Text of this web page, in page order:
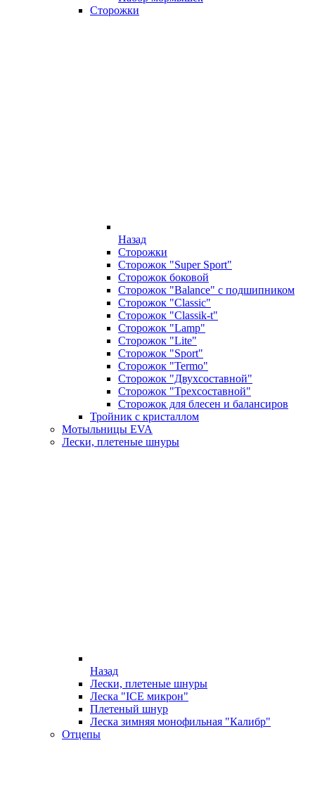
Сторожки
Назад
Сторожки
Сторожок "Super Sport"
Сторожок боковой
Сторожок "Balance" с подшипником
Сторожок "Classic"
Сторожок "Classik-t"
Сторожок "Lamp"
Сторожок "Lite"
Сторожок "Sport"
Сторожок "Termo"
Сторожок "Двухсоставной"
Сторожок "Трехсоставной"
Сторожок для блесен и балансиров
Тройник с кристаллом
Мотыльницы EVA
Лески, плетеные шнуры
Назад
Лески, плетеные шнуры
Леска "ICE микрон"
Плетеный шнур
Леска зимняя монофильная "Калибр"
Отцепы